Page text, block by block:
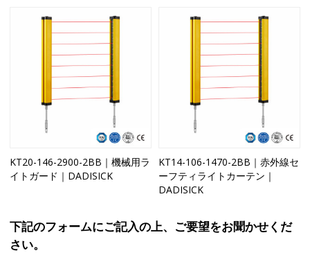
KT20-146-2900-2BB｜機械用ラ
イトガード｜DADISICK
KT14-106-1470-2BB｜赤外線セ
ーフティライトカーテン｜
DADISICK
下記のフォームにご記入の上、ご要望をお聞かせくだ
さい。